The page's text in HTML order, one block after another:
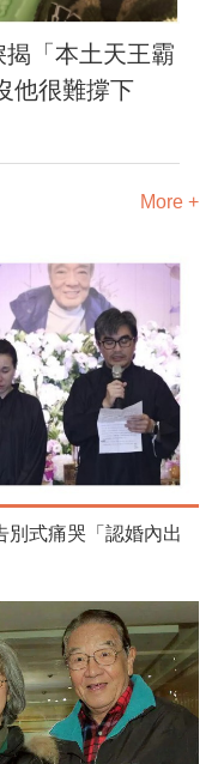
「本土天王霸
很難撐下
More +
別式痛哭「認婚內出